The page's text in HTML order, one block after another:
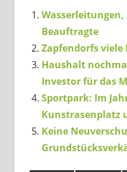
Beauftragte
Zapfendorfs
Haushalt
Investor für das
Sportpark: Im
Kunstrasenplatz
Keine